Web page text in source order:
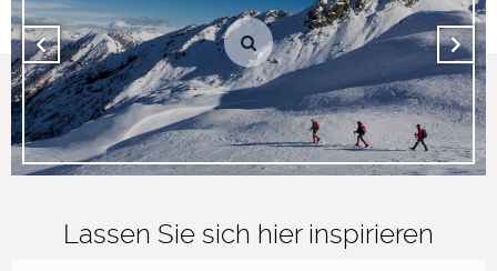
Lassen Sie sich hier inspirieren